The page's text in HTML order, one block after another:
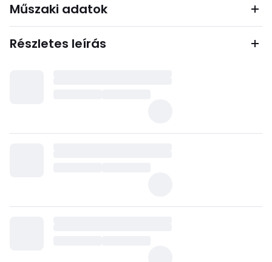
Műszaki adatok
Részletes leírás